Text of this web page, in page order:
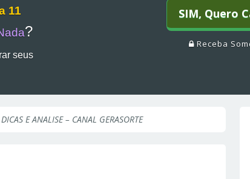
11
?
seus
SIM, Quero
Receba
E ANALISE – CANAL GERASORTE